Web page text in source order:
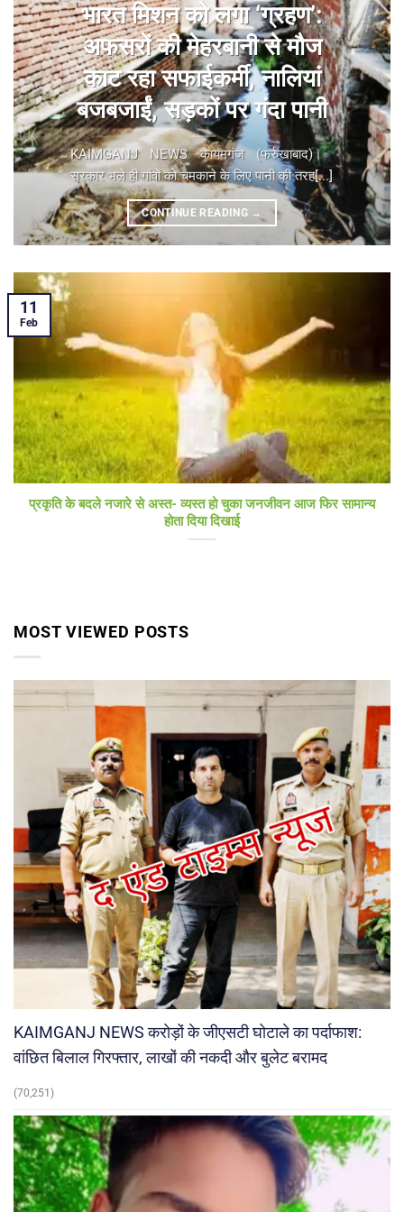
भारत मिशन को लगा ‘ग्रहण’:
अफसरों की मेहरबानी से मौज
काट रहा सफाईकर्मी, नालियां
बजबजाईं, सड़कों पर गंदा पानी
KAIMGANJ NEWS कायमगंज (फर्रुखाबाद)। ​
सरकार भले ही गांवों को चमकाने के लिए पानी की तरह[...]
CONTINUE READING →
प्रकृति के बदले नजारे से अस्त- व्यस्त हो चुका जनजीवन आज फिर सामान्य
होता दिया दिखाई
11
Feb
MOST VIEWED POSTS
KAIMGANJ NEWS करोड़ों के जीएसटी घोटाले का पर्दाफाश:
वांछित बिलाल गिरफ्तार, लाखों की नकदी और बुलेट बरामद
(70,251)